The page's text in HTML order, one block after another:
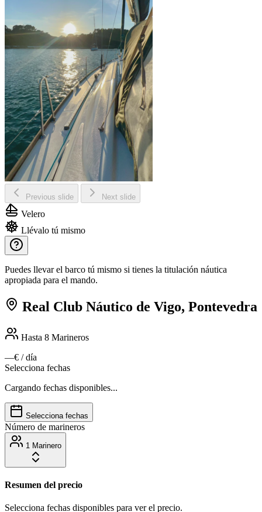
Previous slide Next slide
Velero
Llévalo tú mismo
Puedes llevar el barco tú mismo si tienes la titulación náutica
apropiada para el mando.
Real Club Náutico de Vigo, Pontevedra
Hasta 8 Marineros
—€ / día
Selecciona fechas
Cargando fechas disponibles...
Selecciona fechas
Número de marineros
1 Marinero
Resumen del precio
Selecciona fechas disponibles para ver el precio.